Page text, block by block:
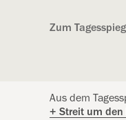
Zum
Aus dem
+ Streit um den